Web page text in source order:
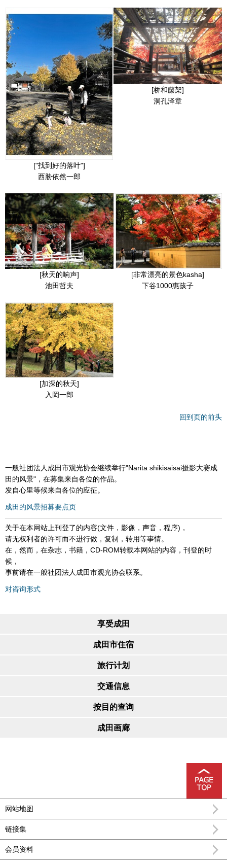
["找到好的落叶"]
西胁依然一郎
[桥和藤架]
洞孔泽章
[秋天的响声]
池田哲夫
[非常漂亮的景色kasha]
下谷1000惠孩子
[加深的秋天]
入岡一郎
回到页的前头
一般社团法人成田市观光协会继续举行"Narita shikisaisai摄影大赛成
田的风景"，在募集来自各位的作品。
发自心里等候来自各位的应征。
成田的风景招募要点页
关于在本网站上刊登了的内容(文件，影像，声音，程序)，
请无权利者的许可而不进行做，复制，转用等事情。
在，然而，在杂志，书籍，CD-ROM转载本网站的内容，刊登的时
候，
事前请在一般社团法人成田市观光协会联系。
对咨询形式
享受成田
成田市住宿
旅行计划
交通信息
按目的查询
成田画廊
网站地图
链接集
会员资料